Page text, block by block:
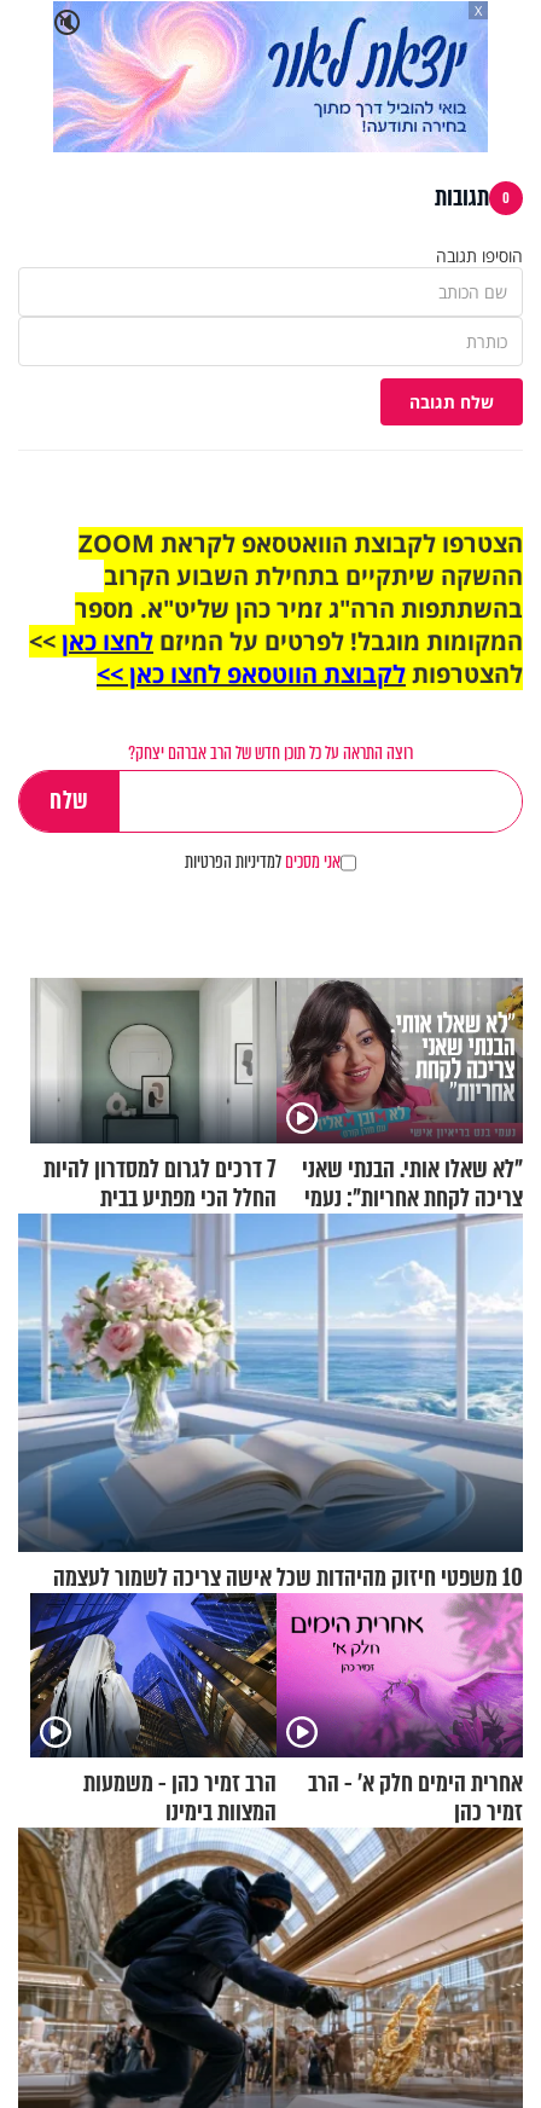
🔇 X
0 תגובות
הוסיפו תגובה
שלח תגובה
הצטרפו לקבוצת הוואטסאפ לקראת ZOOM
ההשקה שיתקיים בתחילת השבוע הקרוב
בהשתתפות הרה"ג זמיר כהן שליט"א. מספר
המקומות מוגבל! לפרטים על המיזם לחצו כאן>>
להצטרפותלקבוצת הווטסאפ לחצו כאן >>
רוצה התראה על כל תוכן חדש של הרב אברהם יצחק?
אני מסכיםלמדיניות הפרטיות
"לא שאלו אותי. הבנתי שאני
צריכה לקחת אחריות": נעמי
בנט בריאיון אישי
7 דרכים לגרום למסדרון להיות
החלל הכי מפתיע בבית
10 משפטי חיזוק מהיהדות שכל אישה צריכה לשמור לעצמה
אחרית הימים חלק א’ - הרב
זמיר כהן
הרב זמיר כהן - משמעות
המצוות בימינו